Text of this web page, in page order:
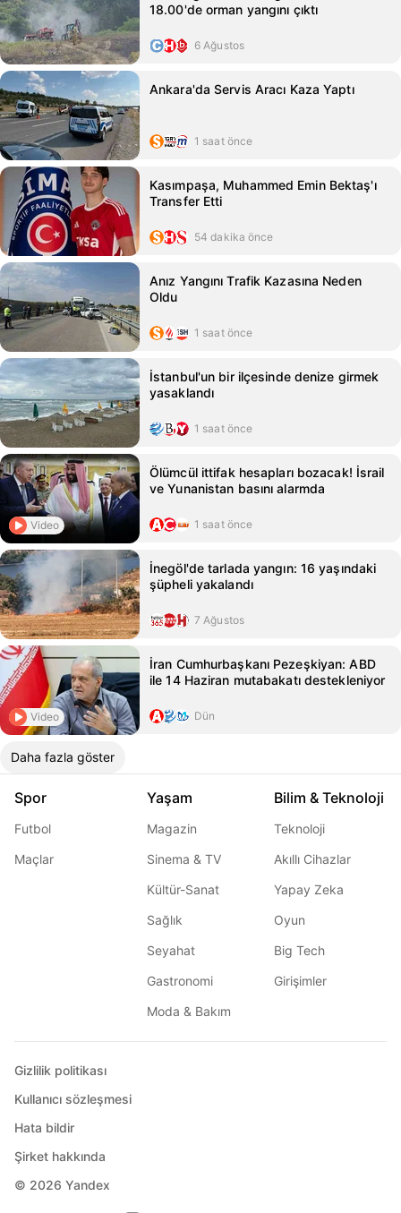
18.00'de orman yangını çıktı
6 Ağustos
Ankara'da Servis Aracı Kaza Yaptı
1 saat önce
Kasımpaşa, Muhammed Emin Bektaş'ı
Transfer Etti
54 dakika önce
Anız Yangını Trafik Kazasına Neden
Oldu
1 saat önce
İstanbul'un bir ilçesinde denize girmek
yasaklandı
1 saat önce
Video
Ölümcül ittifak hesapları bozacak! İsrail
ve Yunanistan basını alarmda
1 saat önce
İnegöl'de tarlada yangın: 16 yaşındaki
şüpheli yakalandı
7 Ağustos
Video
İran Cumhurbaşkanı Pezeşkiyan: ABD
ile 14 Haziran mutabakatı destekleniyor
Dün
Daha fazla göster
Spor
Futbol
Maçlar
Yaşam
Magazin
Sinema & TV
Kültür-Sanat
Sağlık
Seyahat
Gastronomi
Moda & Bakım
Bilim & Teknoloji
Teknoloji
Akıllı Cihazlar
Yapay Zeka
Oyun
Big Tech
Girişimler
© 2026 Yandex
Gizlilik politikası
Kullanıcı sözleşmesi
Hata bildir
Şirket hakkında